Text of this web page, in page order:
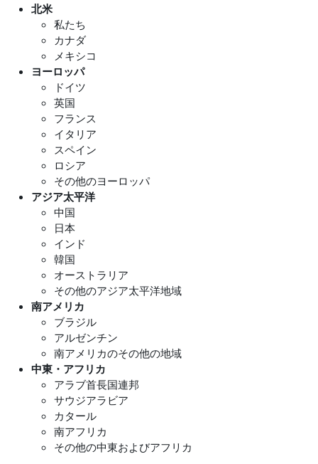
北米
私たち
カナダ
メキシコ
ヨーロッパ
ドイツ
英国
フランス
イタリア
スペイン
ロシア
その他のヨーロッパ
アジア太平洋
中国
日本
インド
韓国
オーストラリア
その他のアジア太平洋地域
南アメリカ
ブラジル
アルゼンチン
南アメリカのその他の地域
中東・アフリカ
アラブ首長国連邦
サウジアラビア
カタール
南アフリカ
その他の中東およびアフリカ